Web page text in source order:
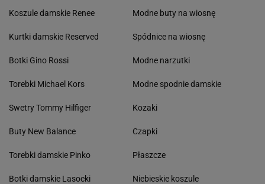
Koszule damskie Renee
Kurtki damskie Reserved
Botki Gino Rossi
Torebki Michael Kors
Swetry Tommy Hilfiger
Buty New Balance
Torebki damskie Pinko
Botki damskie Lasocki
Modne buty na wiosnę
Spódnice na wiosnę
Modne narzutki
Modne spodnie damskie
Kozaki
Czapki
Płaszcze
Niebieskie koszule